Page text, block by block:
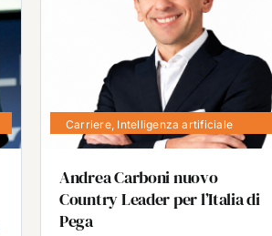
Carriere, Intelligenza artificiale
Andrea Carboni nuovo
Country Leader per l’Italia di
Pega